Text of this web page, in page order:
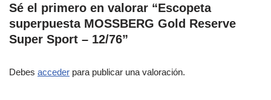
Sé el primero en valorar “Escopeta
superpuesta MOSSBERG Gold Reserve
Super Sport – 12/76”
Debes acceder para publicar una valoración.